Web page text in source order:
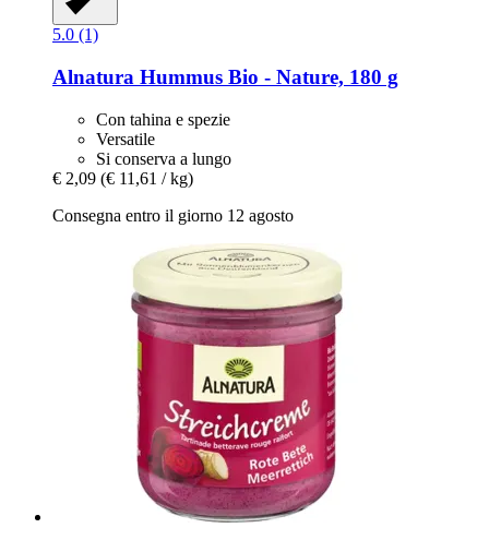
5.0 (1)
Alnatura Hummus Bio -​ Nature, 180 g
Con tahina e spezie
Versatile
Si conserva a lungo
€ 2,09 (€ 11,61 / kg)
Consegna entro il giorno 12 agosto